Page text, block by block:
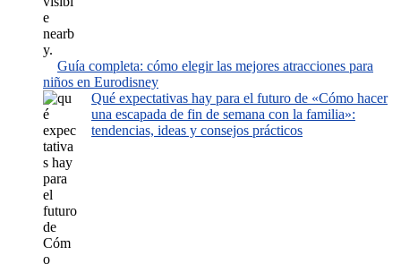
Guía completa: cómo elegir las mejores atracciones para
niños en Eurodisney
Qué expectativas hay para el futuro de «Cómo hacer
una escapada de fin de semana con la familia»:
tendencias, ideas y consejos prácticos